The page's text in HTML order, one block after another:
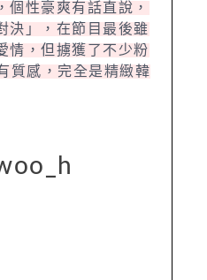
個性豪爽有話直說，
決」，在節目最後雖
情，但擄獲了不少粉
質感，完全是精緻韓